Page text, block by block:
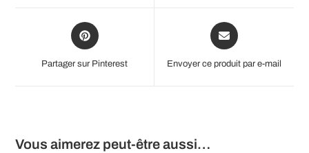
Opens
in
Partager sur Pinterest
Opens
in
new
Envoyer ce produit par e-mail
Vous aimerez peut-être aussi…